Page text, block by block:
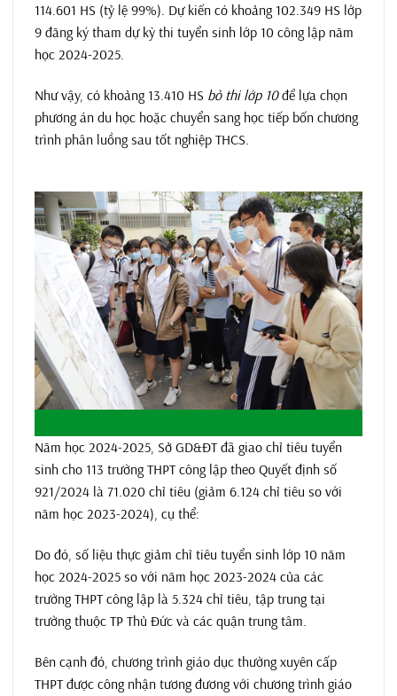
114.601 HS (tỷ lệ 99%). Dự kiến có khoảng 102.349 HS lớp
9 đăng ký tham dự kỳ thi tuyển sinh lớp 10 công lập năm
học 2024-2025.
Như vậy, có khoảng 13.410 HS bỏ thi lớp 10để lựa chọn
phương án du học hoặc chuyển sang học tiếp bốn chương
trình phân luồng sau tốt nghiệp THCS.
Năm học 2024-2025, Sở GD&ĐT đã giao chỉ tiêu tuyển
sinh cho 113 trường THPT công lập theo Quyết định số
921/2024 là 71.020 chỉ tiêu (giảm 6.124 chỉ tiêu so với
năm học 2023-2024), cụ thể:
Do đó, số liệu thực giảm chỉ tiêu tuyển sinh lớp 10 năm
học 2024-2025 so với năm học 2023-2024 của các
trường THPT công lập là 5.324 chỉ tiêu, tập trung tại
trường thuộc TP Thủ Đức và các quận trung tâm.
Bên cạnh đó, chương trình giáo dục thường xuyên cấp
THPT được công nhận tương đương với chương trình giáo